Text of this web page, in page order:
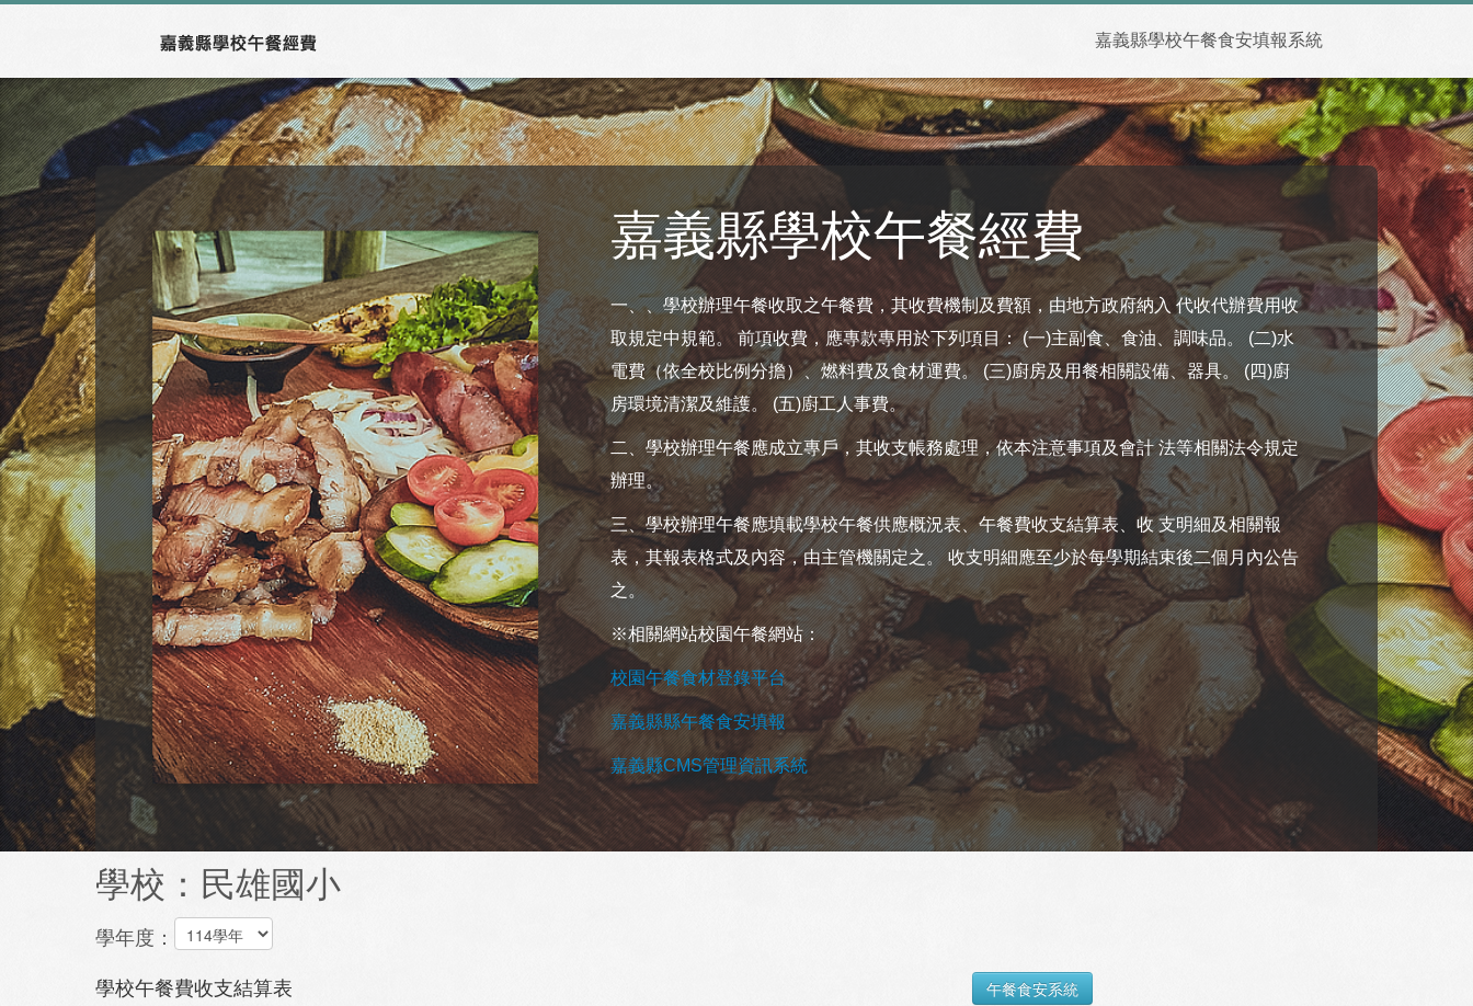
嘉義縣學校午餐食安填報系統
嘉義縣學校午餐經費
一、、學校辦理午餐收取之午餐費，其收費機制及費額，由地方政府納入 代收代辦費用收
取規定中規範。 前項收費，應專款專用於下列項目： (一)主副食、食油、調味品。 (二)水
電費（依全校比例分擔）、燃料費及食材運費。 (三)廚房及用餐相關設備、器具。 (四)廚
房環境清潔及維護。 (五)廚工人事費。
二、學校辦理午餐應成立專戶，其收支帳務處理，依本注意事項及會計 法等相關法令規定
辦理。
三、學校辦理午餐應填載學校午餐供應概況表、午餐費收支結算表、收 支明細及相關報
表，其報表格式及內容，由主管機關定之。 收支明細應至少於每學期結束後二個月內公告
之。
※相關網站校園午餐網站：
校園午餐食材登錄平台
嘉義縣縣午餐食安填報
嘉義縣CMS管理資訊系統
學校：民雄國小
學年度：
學校午餐費收支結算表